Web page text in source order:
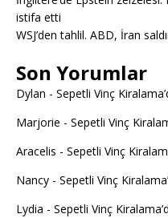
istifa etti
WSJ’den tahlil. ABD, İran
Son Yorumlar
Dylan - Sepetli Vinç
Marjorie - Sepetli Vinç
Aracelis - Sepetli Vinç
Nancy - Sepetli Vinç
Lydia - Sepetli Vinç